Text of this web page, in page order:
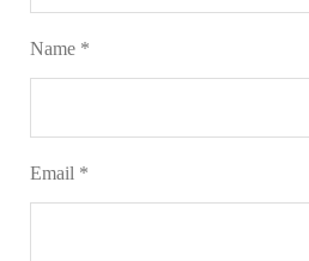
Name *
Email *